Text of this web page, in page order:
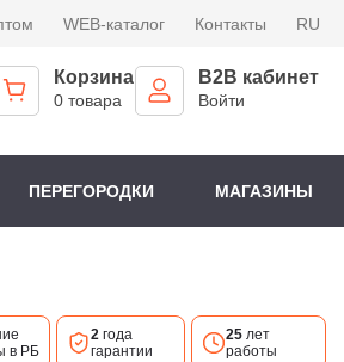
WEB-каталог Контакты RU
Корзина
0 товара
B2B кабинет
Войти
ПЕРЕГОРОДКИ МАГАЗИНЫ
в РБ
2года
гарантии
25лет
работы